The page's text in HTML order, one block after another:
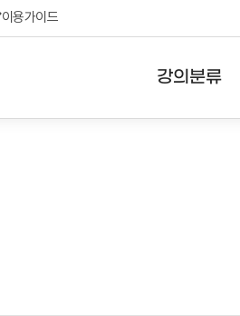
이용가이드
강의분류